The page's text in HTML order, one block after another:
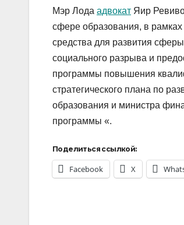
Мэр Лода адвокат Яир
сфере образования, в
средства для развития
социального разрыва и
программы повышения
стратегического плана по
образования и министра
программы «.
Поделиться ссылкой:
Facebook X